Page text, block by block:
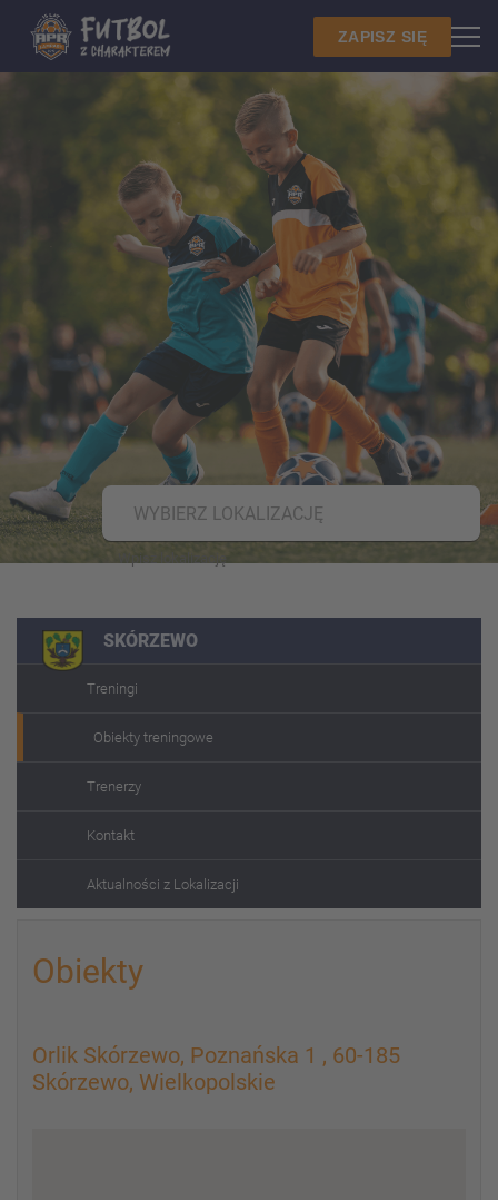
ZAPISZ SIĘ
WYBIERZ LOKALIZACJĘ
SKÓRZEWO
Treningi
Obiekty treningowe
Trenerzy
Kontakt
Aktualności z Lokalizacji
Obiekty
Orlik Skórzewo, Poznańska 1 , 60-185
Skórzewo, Wielkopolskie